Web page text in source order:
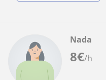
8€/h
Nada